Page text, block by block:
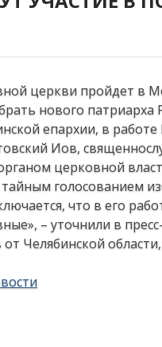
церкви пройдет в
нового патриарха
епархии, в
Иов,
церковной
голосованием
что в его
– уточнили в
Челябинской